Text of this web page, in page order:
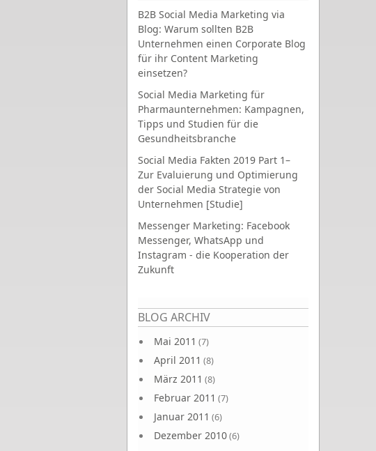
B2B Social Media Marketing via
Blog: Warum sollten B2B
Unternehmen einen Corporate Blog
für ihr Content Marketing
einsetzen?
Social Media Marketing für
Pharmaunternehmen: Kampagnen,
Tipps und Studien für die
Gesundheitsbranche
Social Media Fakten 2019 Part 1–
Zur Evaluierung und Optimierung
der Social Media Strategie von
Unternehmen [Studie]
Messenger Marketing: Facebook
Messenger, WhatsApp und
Instagram - die Kooperation der
Zukunft
BLOG ARCHIV
Mai 2011 (7)
April 2011 (8)
März 2011 (8)
Februar 2011 (7)
Januar 2011 (6)
Dezember 2010(6)
Seiten